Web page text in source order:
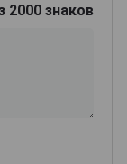
2000 знаков